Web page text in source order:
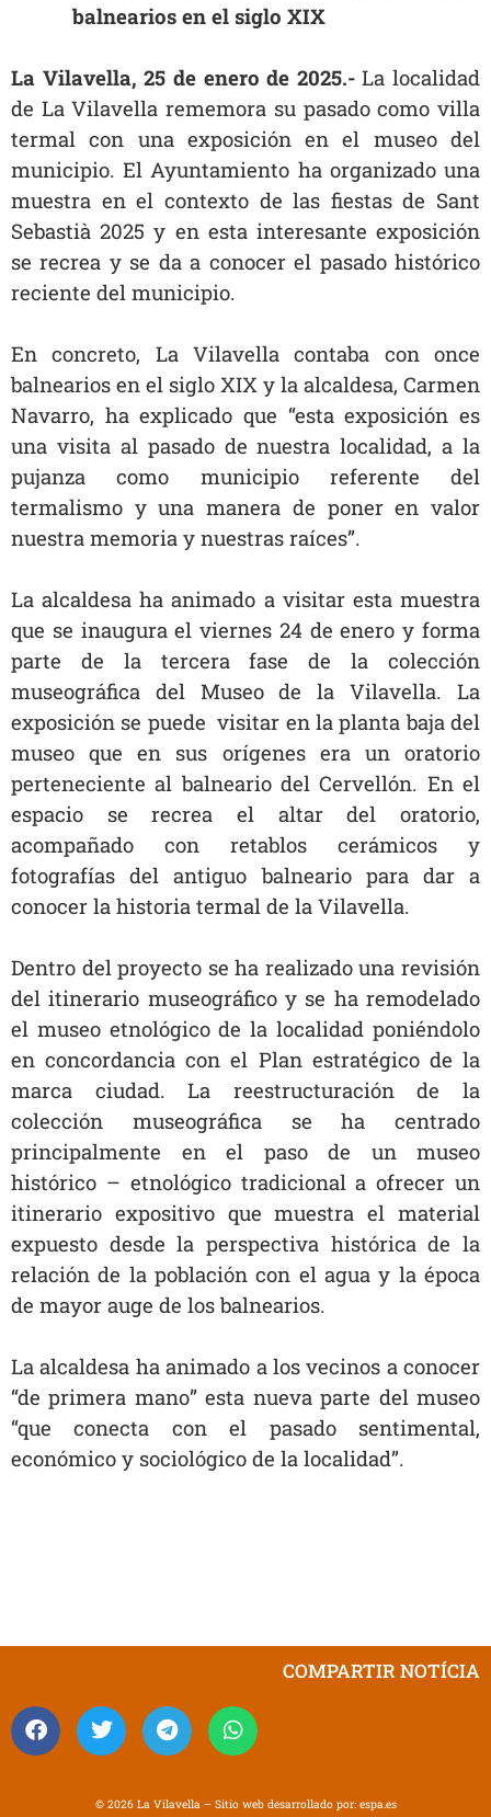
balnearios en el siglo XIX
La Vilavella, 25 de enero de 2025.-La localidad
de La Vilavella rememora su pasado como villa
termal con una exposición en el museo del
municipio. El Ayuntamiento ha organizado una
muestra en el contexto de las fiestas de Sant
Sebastià 2025 y en esta interesante exposición
se recrea y se da a conocer el pasado histórico
reciente del municipio.
En concreto, La Vilavella contaba con once
balnearios en el siglo XIX y la alcaldesa, Carmen
Navarro, ha explicado que “esta exposición es
una visita al pasado de nuestra localidad, a la
pujanza como municipio referente del
termalismo y una manera de poner en valor
nuestra memoria y nuestras raíces”.
La alcaldesa ha animado a visitar esta muestra
que se inaugura el viernes 24 de enero y forma
parte de la tercera fase de la colección
museográfica del Museo de la Vilavella. La
exposición se puede visitar en la planta baja del
museo que en sus orígenes era un oratorio
perteneciente al balneario del Cervellón. En el
espacio se recrea el altar del oratorio,
acompañado con retablos cerámicos y
fotografías del antiguo balneario para dar a
conocer la historia termal de la Vilavella.
Dentro del proyecto se ha realizado una revisión
del itinerario museográfico y se ha remodelado
el museo etnológico de la localidad poniéndolo
en concordancia con el Plan estratégico de la
marca ciudad. La reestructuración de la
colección museográfica se ha centrado
principalmente en el paso de un museo
histórico – etnológico tradicional a ofrecer un
itinerario expositivo que muestra el material
expuesto desde la perspectiva histórica de la
relación de la población con el agua y la época
de mayor auge de los balnearios.
La alcaldesa ha animado a los vecinos a conocer
“de primera mano” esta nueva parte del museo
“que conecta con el pasado sentimental,
económico y sociológico de la localidad”.
COMPARTIR NOTÍCIA
© 2026 La Vilavella – Sitio web desarrollado por: espa.es